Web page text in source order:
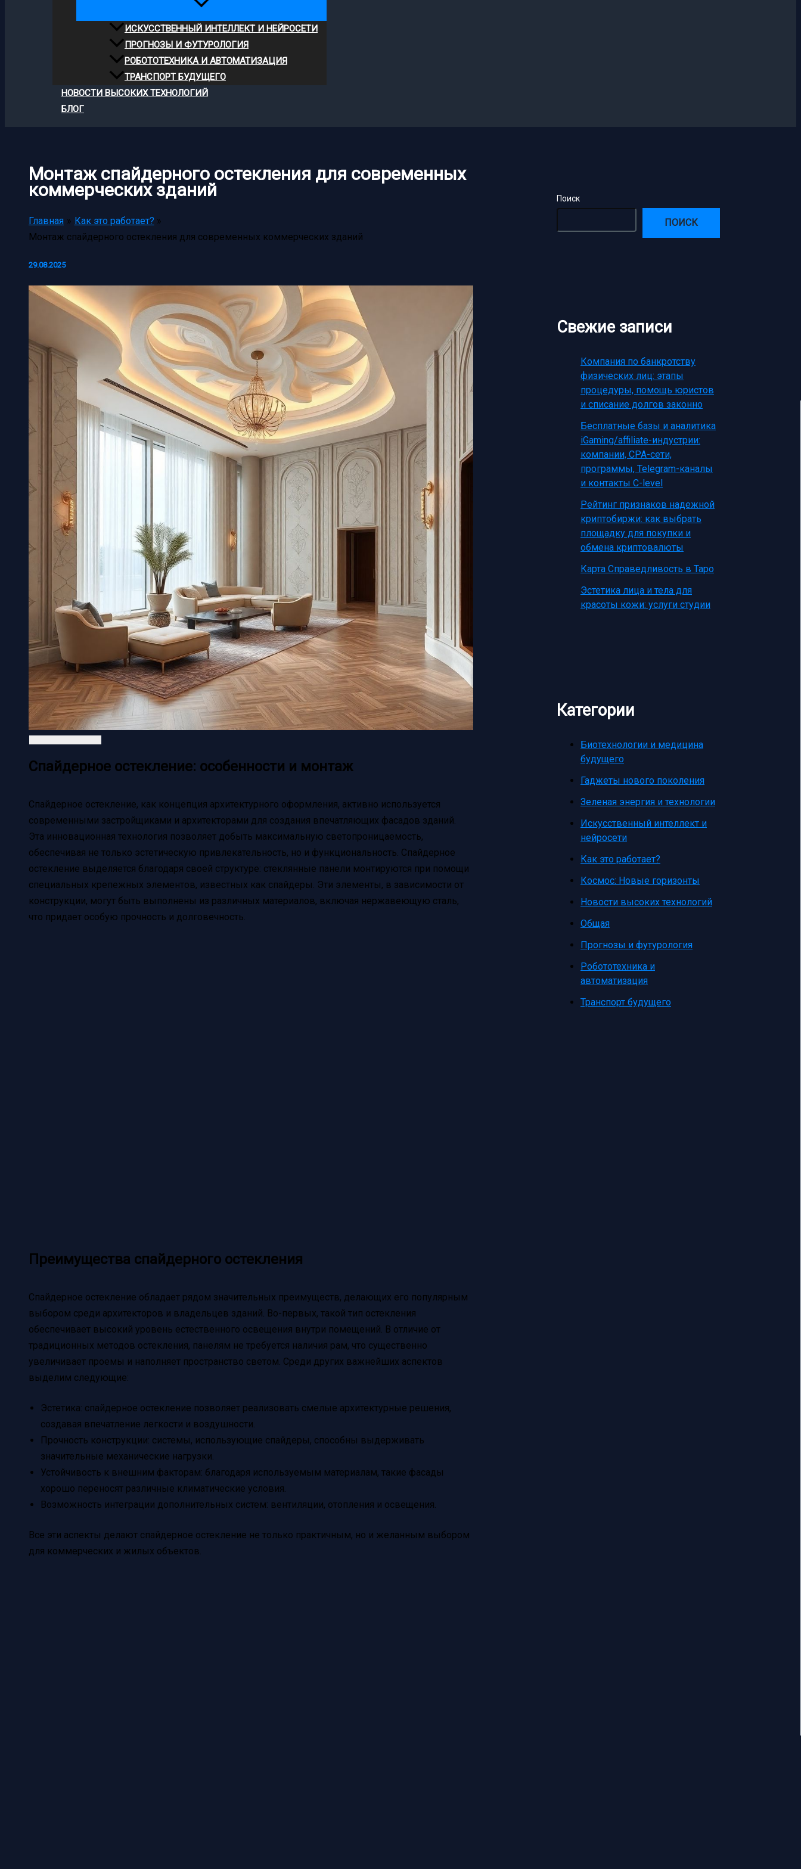
ИСКУССТВЕННЫЙ ИНТЕЛЛЕКТ И НЕЙРОСЕТИ
ПРОГНОЗЫ И ФУТУРОЛОГИЯ
РОБОТОТЕХНИКА И АВТОМАТИЗАЦИЯ
ТРАНСПОРТ БУДУЩЕГО
НОВОСТИ ВЫСОКИХ ТЕХНОЛОГИЙ
БЛОГ
Монтаж спайдерного остекления для современных
коммерческих зданий
Главная
Как это работает?
Монтаж спайдерного остекления для современных коммерческих зданий
29.08.2025
Спайдерное остекление: особенности и монтаж
Спайдерное остекление, как концепция архитектурного оформления, активно используется
современными застройщиками и архитекторами для создания впечатляющих фасадов зданий.
Эта инновационная технология позволяет добыть максимальную светопроницаемость,
обеспечивая не только эстетическую привлекательность, но и функциональность. Спайдерное
остекление выделяется благодаря своей структуре: стеклянные панели монтируются при помощи
специальных крепежных элементов, известных как спайдеры. Эти элементы, в зависимости от
конструкции, могут быть выполнены из различных материалов, включая нержавеющую сталь,
что придает особую прочность и долговечность.
Преимущества спайдерного остекления
Спайдерное остекление обладает рядом значительных преимуществ, делающих его популярным
выбором среди архитекторов и владельцев зданий. Во-первых, такой тип остекления
обеспечивает высокий уровень естественного освещения внутри помещений. В отличие от
традиционных методов остекления, панелям не требуется наличия рам, что существенно
увеличивает проемы и наполняет пространство светом. Среди других важнейших аспектов
выделим следующие:
Эстетика: спайдерное остекление позволяет реализовать смелые архитектурные решения,
создавая впечатление легкости и воздушности.
Прочность конструкции: системы, использующие спайдеры, способны выдерживать
значительные механические нагрузки.
Устойчивость к внешним факторам: благодаря используемым материалам, такие фасады
хорошо переносят различные климатические условия.
Возможность интеграции дополнительных систем: вентиляции, отопления и освещения.
Все эти аспекты делают спайдерное остекление не только практичным, но и желанным выбором
для коммерческих и жилых объектов.
Поиск
ПОИСК
Свежие записи
Компания по банкротству
физических лиц: этапы
процедуры, помощь юристов
и списание долгов законно
Бесплатные базы и аналитика
iGaming/affiliate-индустрии:
компании, CPA-сети,
программы, Telegram-каналы
и контакты C-level
Рейтинг признаков надежной
криптобиржи: как выбрать
площадку для покупки и
обмена криптовалюты
Карта Справедливость в Таро
Эстетика лица и тела для
красоты кожи: услуги студии
Категории
Биотехнологии и медицина
будущего
Гаджеты нового поколения
Зеленая энергия и технологии
Искусственный интеллект и
нейросети
Как это работает?
Космос: Новые горизонты
Новости высоких технологий
Общая
Прогнозы и футурология
Робототехника и
автоматизация
Транспорт будущего